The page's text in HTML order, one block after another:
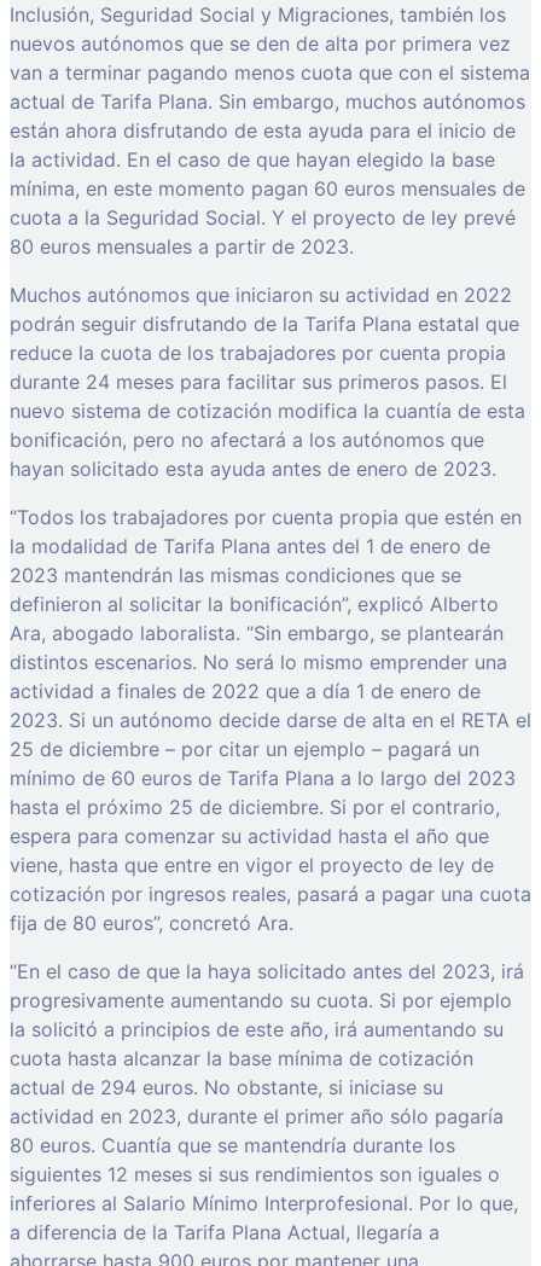
Inclusión, Seguridad Social y Migraciones, también los
nuevos autónomos que se den de alta por primera vez
van a terminar pagando menos cuota que con el sistema
actual de Tarifa Plana. Sin embargo, muchos autónomos
están ahora disfrutando de esta ayuda para el inicio de
la actividad. En el caso de que hayan elegido la base
mínima, en este momento pagan 60 euros mensuales de
cuota a la Seguridad Social. Y el proyecto de ley prevé
80 euros mensuales a partir de 2023.
Muchos autónomos que iniciaron su actividad en 2022
podrán seguir disfrutando de la Tarifa Plana estatal que
reduce la cuota de los trabajadores por cuenta propia
durante 24 meses para facilitar sus primeros pasos. El
nuevo sistema de cotización modifica la cuantía de esta
bonificación, pero no afectará a los autónomos que
hayan solicitado esta ayuda antes de enero de 2023.
“Todos los trabajadores por cuenta propia que estén en
la modalidad de Tarifa Plana antes del 1 de enero de
2023 mantendrán las mismas condiciones que se
definieron al solicitar la bonificación”, explicó Alberto
Ara, abogado laboralista. “Sin embargo, se plantearán
distintos escenarios. No será lo mismo emprender una
actividad a finales de 2022 que a día 1 de enero de
2023. Si un autónomo decide darse de alta en el RETA el
25 de diciembre – por citar un ejemplo – pagará un
mínimo de 60 euros de Tarifa Plana a lo largo del 2023
hasta el próximo 25 de diciembre. Si por el contrario,
espera para comenzar su actividad hasta el año que
viene, hasta que entre en vigor el proyecto de ley de
cotización por ingresos reales, pasará a pagar una cuota
fija de 80 euros”, concretó Ara.
“En el caso de que la haya solicitado antes del 2023, irá
progresivamente aumentando su cuota. Si por ejemplo
la solicitó a principios de este año, irá aumentando su
cuota hasta alcanzar la base mínima de cotización
actual de 294 euros. No obstante, si iniciase su
actividad en 2023, durante el primer año sólo pagaría
80 euros. Cuantía que se mantendría durante los
siguientes 12 meses si sus rendimientos son iguales o
inferiores al Salario Mínimo Interprofesional. Por lo que,
a diferencia de la Tarifa Plana Actual, llegaría a
ahorrarse hasta 900 euros por mantener una